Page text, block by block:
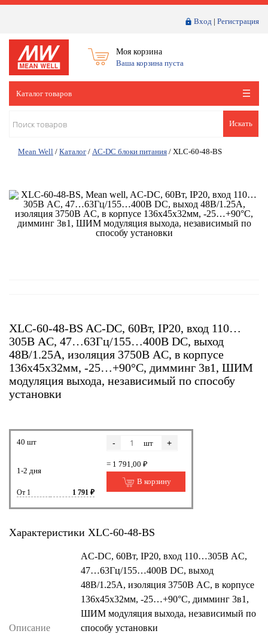
Вход | Регистрация
Моя корзина
Ваша корзина пуста
Каталог товаров
Искать
Mean Well / Каталог / AC-DC блоки питания / XLC-60-48-BS
XLC-60-48-BS AC-DC, 60Вт, IP20, вход 110…
305В AC, 47…63Гц/155…400В DC, выход
48В/1.25А, изоляция 3750В AC, в корпусе
136х45х32мм, -25…+90°С, димминг 3в1, ШИМ
модуляция выхода, независимый по способу
установки
40 шт
1-2 дня
От 1 1 791 ₽
- шт +
= 1 791,00 ₽
В корзину
Характеристики XLC-60-48-BS
Описание
AC-DC, 60Вт, IP20, вход 110…305В AC,
47…63Гц/155…400В DC, выход
48В/1.25А, изоляция 3750В AC, в корпусе
136х45х32мм, -25…+90°С, димминг 3в1,
ШИМ модуляция выхода, независимый по
способу установки